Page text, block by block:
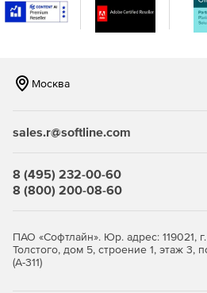
Комплексная система
полное представление об IT-
удаленной работы с базами
восстановления файлов.
9 благородных истин сетей,
приложений (pdf)
Москва
sales.r@softline.com
8 (495) 232-00-60
8 (800) 200-08-60
ПАО «Софтлайн». Юр. адрес: 119021,
Толстого, дом 5, строение 1, этаж
(А-311)